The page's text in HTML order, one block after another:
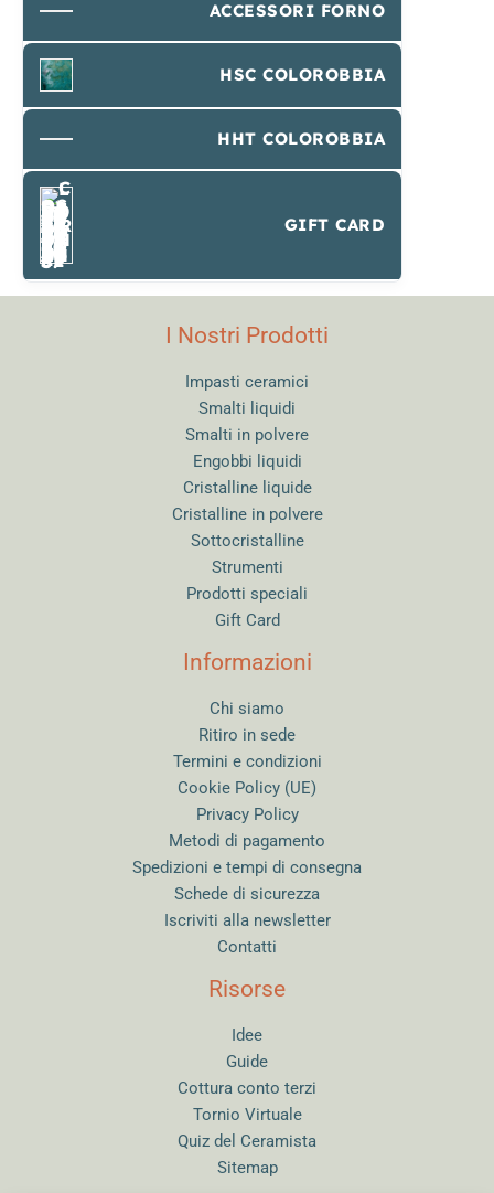
ACCESSORI FORNO
HSC COLOROBBIA
HHT COLOROBBIA
GIFT CARD
I Nostri Prodotti
Impasti ceramici
Smalti liquidi
Smalti in polvere
Engobbi liquidi
Cristalline liquide
Cristalline in polvere
Sottocristalline
Strumenti
Prodotti speciali
Gift Card
Informazioni
Chi siamo
Ritiro in sede
Termini e condizioni
Cookie Policy (UE)
Privacy Policy
Metodi di pagamento
Spedizioni e tempi di consegna
Schede di sicurezza
Iscriviti alla newsletter
Contatti
Risorse
Idee
Guide
Cottura conto terzi
Tornio Virtuale
Quiz del Ceramista
Sitemap